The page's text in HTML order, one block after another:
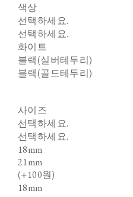
색상
선택하세요.
선택하세요.
화이트
블랙(실버테두리)
블랙(골드테두리)
사이즈
선택하세요.
선택하세요.
18mm
21mm
(+100원)
18mm